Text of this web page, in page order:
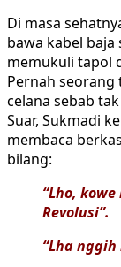
Di masa
bawa kabel baja
memukuli tapol
Pernah
celana sebab
Suar, Sukmadi
membaca
bilang:
“Lho,
Revolusi”.
“Lha